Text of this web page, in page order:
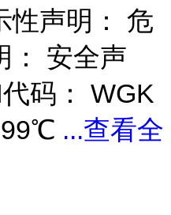
性声明： 危
： 安全声
码： WGK
99℃ ...查看全